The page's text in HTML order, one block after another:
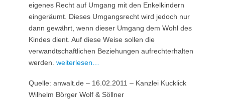
eigenes Recht auf Umgang mit den Enkelkindern
eingeräumt. Dieses Umgangsrecht wird jedoch nur
dann gewährt, wenn dieser Umgang dem Wohl des
Kindes dient. Auf diese Weise sollen die
verwandtschaftlichen Beziehungen aufrechterhalten
werden. weiterlesen…
Quelle: anwalt.de – 16.02.2011 – Kanzlei Kucklick
Wilhelm Börger Wolf & Söllner